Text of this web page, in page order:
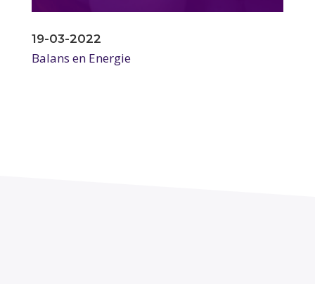
19-03-2022
Balans en Energie